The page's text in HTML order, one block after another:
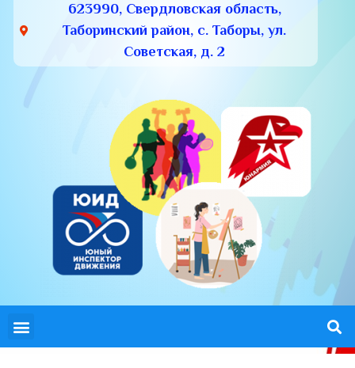
623990, Свердловская область,
Таборинский район, с. Таборы, ул.
Советская, д. 2